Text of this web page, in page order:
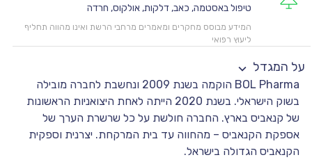
טיפול באסטמה, כאב, דלקות, אולקוס, חרדה
המידע מבוסס מחקרים ומאמרים מרחבי הרשת ואינו מהווה תחליף
ליעוץ רפואי
על המגדל
BOL Pharma הוקמה בשנת 2009 ונחשבת לחברה מובילה
בשוק הישראלי. בשנת 2020 הייתה לאחת היצואניות הראשונות
של קנאביס בארץ. החברה חולשת על כל שרשרת הערך של
אספקת הקנאביס – מהחווה עד בית המרקחת. יצרנית וספקית
הקנאביס הגדולה בישראל.